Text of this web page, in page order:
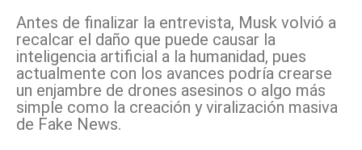
Antes de finalizar la entrevista, Musk volvió a
recalcar el daño que puede causar la
inteligencia artificial a la humanidad, pues
actualmente con los avances podría crearse
un enjambre de drones asesinos o algo más
simple como la creación y viralización masiva
de Fake News.